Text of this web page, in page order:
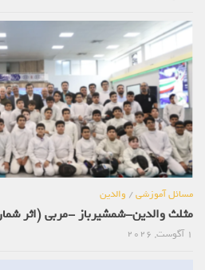
مسائل آموزشی/والدین
مثلث والدین-شمشیرباز -مربی (اثر شماره 854)